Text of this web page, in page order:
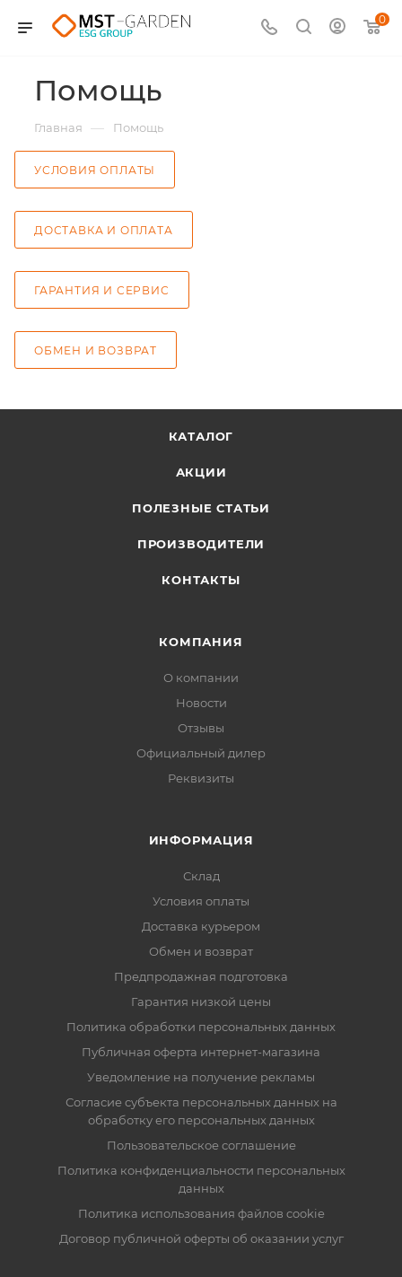
0
Помощь
Главная — Помощь
УСЛОВИЯ ОПЛАТЫ
ДОСТАВКА И ОПЛАТА
ГАРАНТИЯ И СЕРВИС
ОБМЕН И ВОЗВРАТ
КАТАЛОГ
АКЦИИ
ПОЛЕЗНЫЕ СТАТЬИ
ПРОИЗВОДИТЕЛИ
КОНТАКТЫ
КОМПАНИЯ
О компании
Новости
Отзывы
Официальный дилер
Реквизиты
ИНФОРМАЦИЯ
Склад
Условия оплаты
Доставка курьером
Обмен и возврат
Предпродажная подготовка
Гарантия низкой цены
Политика обработки персональных данных
Публичная оферта интернет-магазина
Уведомление на получение рекламы
Согласие субъекта персональных данных на
обработку его персональных данных
Пользовательское соглашение
Политика конфиденциальности персональных
данных
Политика использования файлов cookie
Договор публичной оферты об оказании услуг